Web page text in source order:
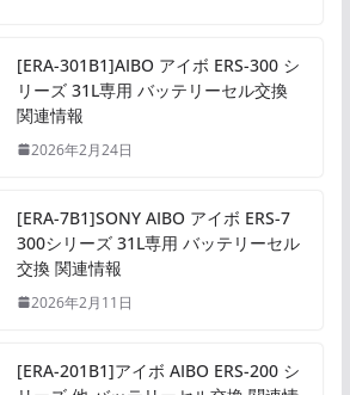
[ERA-301B1]AIBO アイボ ERS-300 シ
リーズ 31L専用 バッテリーセル交換
関連情報
2026年2月24日
[ERA-7B1]SONY AIBO アイボ ERS-7
300シリーズ 31L専用 バッテリーセル
交換 関連情報
2026年2月11日
[ERA-201B1]アイボ AIBO ERS-200 シ